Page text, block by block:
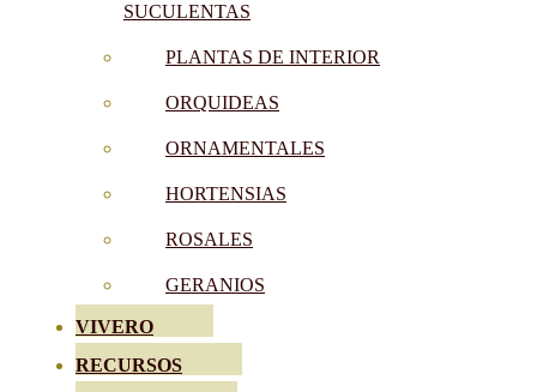
SUCULENTAS
PLANTAS DE INTERIOR
ORQUIDEAS
ORNAMENTALES
HORTENSIAS
ROSALES
GERANIOS
VIVERO
RECURSOS